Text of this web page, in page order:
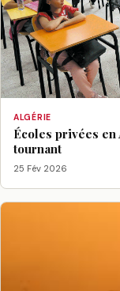
ALGÉRIE
Écoles privées en
tournant
25 Fév 2026